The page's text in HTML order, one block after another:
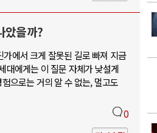
았을까?
에서 크게 잘못된 길로 빠져 지금
대에게는 이 질문 자체가 낯설게
으로는 거의 알 수 없는, 멀고도
0